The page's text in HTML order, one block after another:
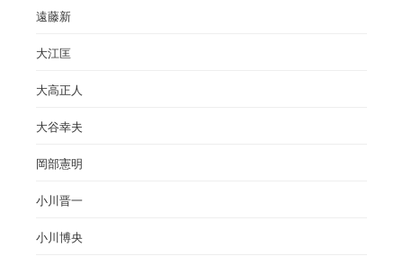
遠藤新
大江匡
大高正人
大谷幸夫
岡部憲明
小川晋一
小川博央